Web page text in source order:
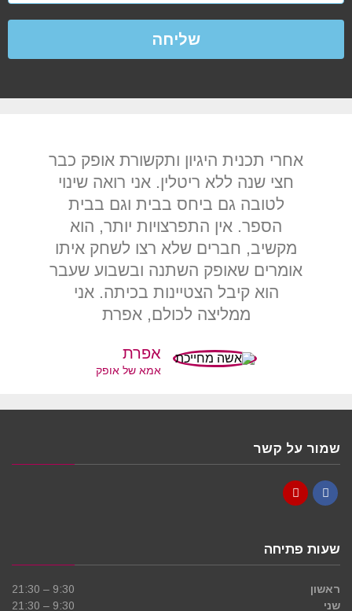
אחרי תכנית היגיון ותקשורת אופק כבר
חצי שנה ללא ריטלין. אני רואה שינוי
לטובה גם ביחס בבית וגם בבית
הספר. אין התפרצויות יותר, הוא
מקשיב, חברים שלא רצו לשחק איתו
אומרים שאופק השתנה ובשבוע שעבר
הוא קיבל הצטיינות בכיתה. אני
ממליצה לכולם, אפרת
אפרת
אמא של אופק
שמור על קשר
שעות פתיחה
ראשון
9:30 – 21:30
שני
9:30 – 21:30